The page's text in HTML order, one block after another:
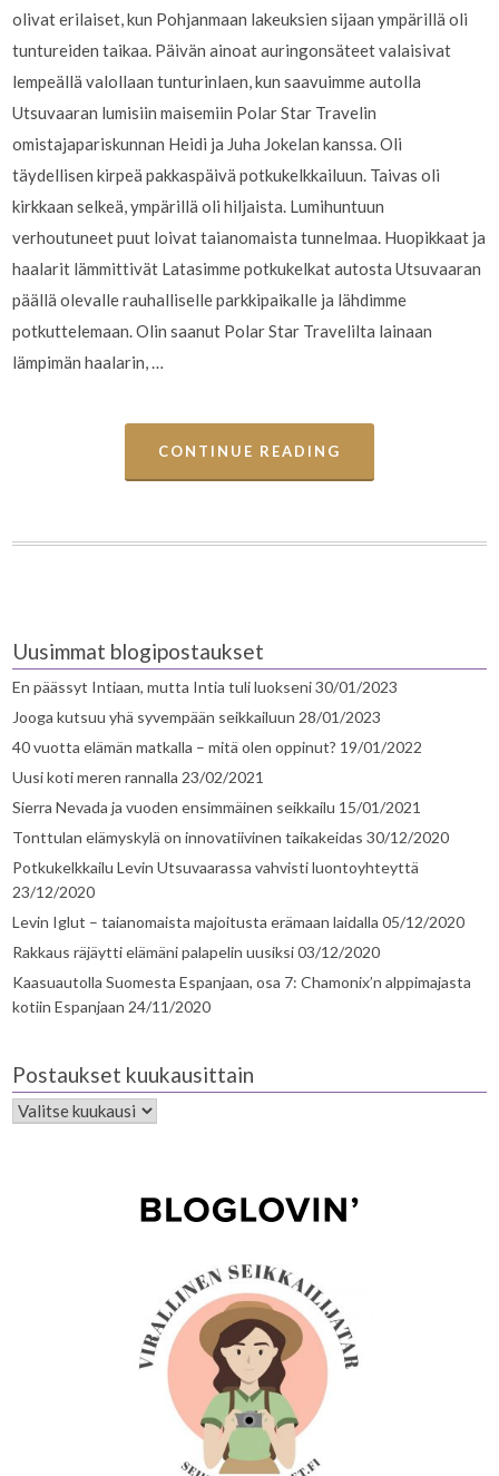
olivat erilaiset, kun Pohjanmaan lakeuksien sijaan ympärillä oli
tuntureiden taikaa. Päivän ainoat auringonsäteet valaisivat
lempeällä valollaan tunturinlaen, kun saavuimme autolla
Utsuvaaran lumisiin maisemiin Polar Star Travelin
omistajapariskunnan Heidi ja Juha Jokelan kanssa. Oli
täydellisen kirpeä pakkaspäivä potkukelkkailuun. Taivas oli
kirkkaan selkeä, ympärillä oli hiljaista. Lumihuntuun
verhoutuneet puut loivat taianomaista tunnelmaa. Huopikkaat ja
haalarit lämmittivät Latasimme potkukelkat autosta Utsuvaaran
päällä olevalle rauhalliselle parkkipaikalle ja lähdimme
potkuttelemaan. Olin saanut Polar Star Travelilta lainaan
lämpimän haalarin, …
CONTINUE READING
Uusimmat blogipostaukset
En päässyt Intiaan, mutta Intia tuli luokseni30/01/2023
Jooga kutsuu yhä syvempään seikkailuun 28/01/2023
40 vuotta elämän matkalla – mitä olen oppinut? 19/01/2022
Uusi koti meren rannalla 23/02/2021
Sierra Nevada ja vuoden ensimmäinen seikkailu 15/01/2021
Tonttulan elämyskylä on innovatiivinen taikakeidas 30/12/2020
Potkukelkkailu Levin Utsuvaarassa vahvisti luontoyhteyttä
23/12/2020
Levin Iglut – taianomaista majoitusta erämaan laidalla 05/12/2020
Rakkaus räjäytti elämäni palapelin uusiksi03/12/2020
Kaasuautolla Suomesta Espanjaan, osa 7: Chamonix’n alppimajasta
kotiin Espanjaan 24/11/2020
Postaukset kuukausittain